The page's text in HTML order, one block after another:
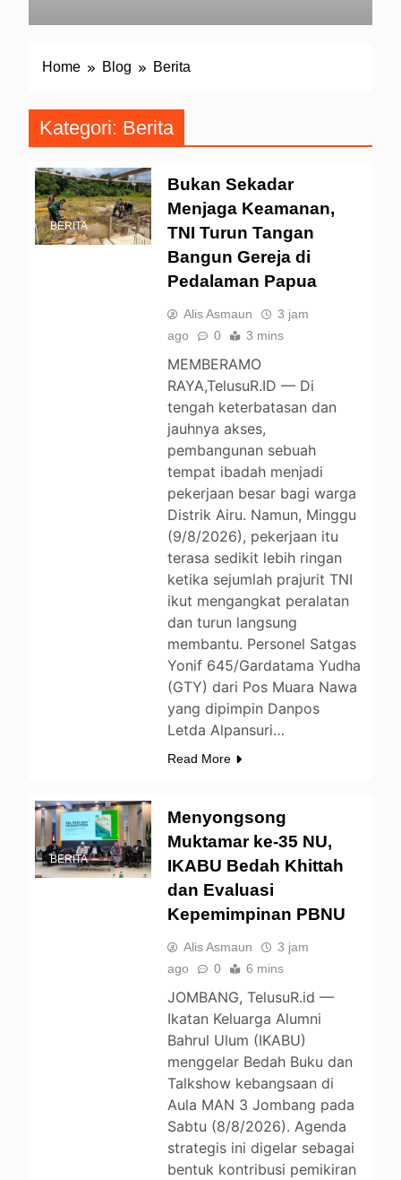
Home Blog Berita
Kategori: Berita
BERITA
Bukan Sekadar
Menjaga Keamanan,
TNI Turun Tangan
Bangun Gereja di
Pedalaman Papua
Alis Asmaun
3 jam
ago
0 3 mins
MEMBERAMO
RAYA,TelusuR.ID — Di
tengah keterbatasan dan
jauhnya akses,
pembangunan sebuah
tempat ibadah menjadi
pekerjaan besar bagi warga
Distrik Airu. Namun, Minggu
(9/8/2026), pekerjaan itu
terasa sedikit lebih ringan
ketika sejumlah prajurit TNI
ikut mengangkat peralatan
dan turun langsung
membantu. Personel Satgas
Yonif 645/Gardatama Yudha
(GTY) dari Pos Muara Nawa
yang dipimpin Danpos
Letda Alpansuri…
Read More
BERITA
Menyongsong
Muktamar ke-35 NU,
IKABU Bedah Khittah
dan Evaluasi
Kepemimpinan PBNU
Alis Asmaun
3 jam
ago
0 6 mins
JOMBANG, TelusuR.id —
Ikatan Keluarga Alumni
Bahrul Ulum (IKABU)
menggelar Bedah Buku dan
Talkshow kebangsaan di
Aula MAN 3 Jombang pada
Sabtu (8/8/2026). Agenda
strategis ini digelar sebagai
bentuk kontribusi pemikiran